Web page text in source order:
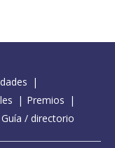
Premios
Guía / directorio